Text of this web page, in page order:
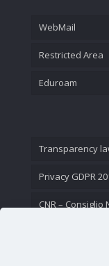
WebMail
Restricted Area
Eduroam
Transparency
Privacy GDPR
CNR –